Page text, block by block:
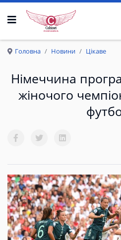
РОЗПРАВКРИЛА
Головна Новини Цікаве
Німеччина
жіночого